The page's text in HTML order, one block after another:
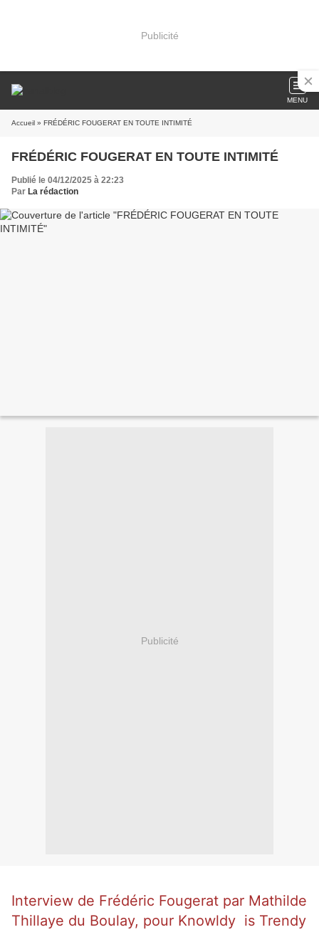
Publicité
MENU
Accueil » FRÉDÉRIC FOUGERAT EN TOUTE INTIMITÉ
FRÉDÉRIC FOUGERAT EN TOUTE INTIMITÉ
Publié le 04/12/2025 à 22:23
Par La rédaction
Publicité
Interview de Frédéric Fougerat par Mathilde
Thillaye du Boulay, pour Knowldy is Trendy